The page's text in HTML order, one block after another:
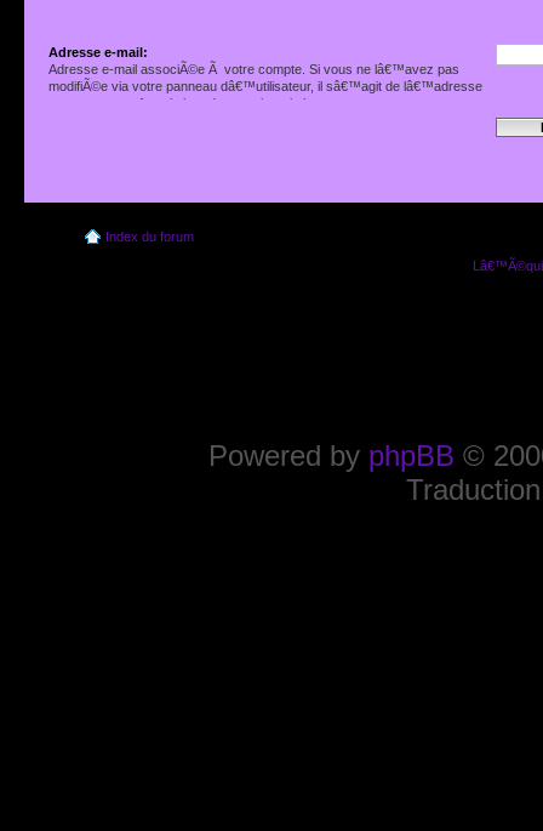
Adresse e-mail:
Adresse e-mail associÃ©e Ã votre compte. Si vous ne lâ€™avez pas
modifiÃ©e via votre panneau dâ€™utilisateur, il sâ€™agit de lâ€™adresse
que vous avez fournie lors de votre inscription.
Index du forum
Powered by phpBB ©